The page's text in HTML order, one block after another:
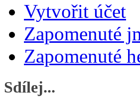
Vytvořit účet
Zapomenuté
Zapomenuté
Sdílej...